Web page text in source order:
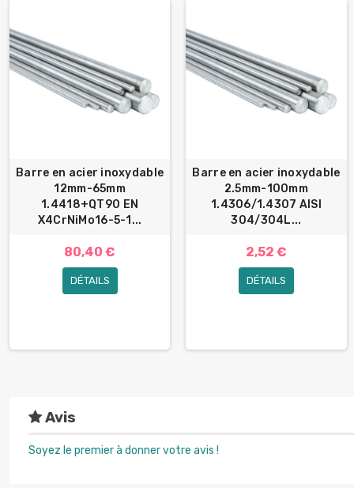
Barre en acier inoxydable
12mm-65mm
1.4418+QT90 EN
X4CrNiMo16-5-1...
80,40 €
DÉTAILS
Barre en acier inoxydable
2.5mm-100mm
1.4306/1.4307 AISI
304/304L...
2,52 €
DÉTAILS
Avis
Soyez le premier à donner votre avis !